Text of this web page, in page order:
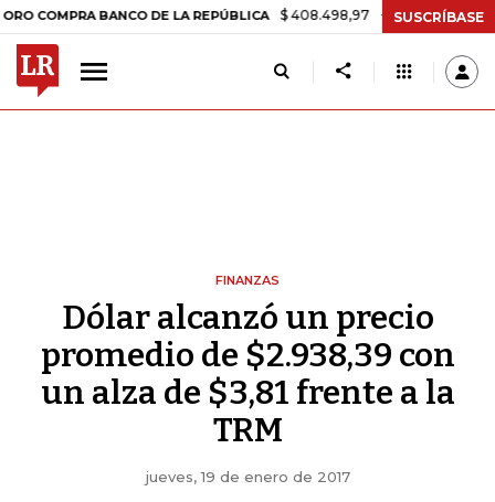
BANCO DE LA REPÚBLICA $ 408.498,97 +$ 8.753,81 +2,19%
SUSCRÍBASE
FINANZAS
Dólar alcanzó un precio
promedio de $2.938,39 con
un alza de $3,81 frente a la
TRM
jueves, 19 de enero de 2017